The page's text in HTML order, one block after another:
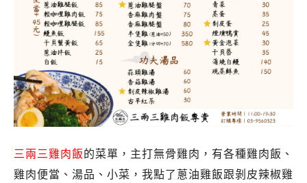
三兩三雞肉飯的菜單，主打無骨雞肉，有各種雞肉飯、
雞肉便當、湯品、小菜，我點了蔥油雞飯跟剝皮辣椒雞